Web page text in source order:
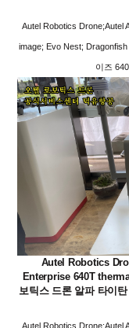
Autel Robotics Drone;Autel
image; Evo Nest;
이즈
Autel Robotics
Enterprise 640T
보틱스 드론 알파 타이
Autel Robotics Drone;Autel